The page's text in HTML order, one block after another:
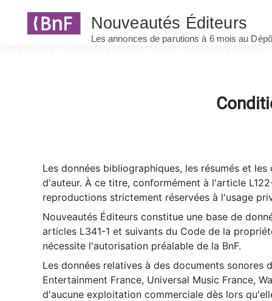
Les données bibliographiques, les résumés et
d'auteur. À ce titre, conformément à l'article
reproductions strictement réservées à l'usage
Nouveautés Éditeurs constitue une base de
articles L341-1 et suivants du Code de la
nécessite l'autorisation préalable de la BnF.
Les données relatives à des documents sonores
Entertainment France, Universal Music France,
d'aucune exploitation commerciale dès lors